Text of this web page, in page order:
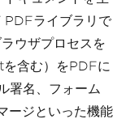
PDFライブラリで
ウザプロセスを
含む）をPDFに
署名、フォーム
ージといった機能